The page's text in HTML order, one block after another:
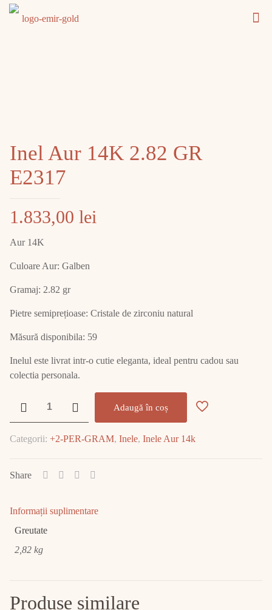
Inel Aur 14K 2.82 GR
E2317
1.833,00 lei
Aur 14K
Culoare Aur: Galben
Gramaj: 2.82 gr
Pietre semiprețioase: Cristale de zirconiu natural
Măsură disponibila: 59
Inelul este livrat intr-o cutie eleganta, ideal pentru cadou sau
colectia personala.
Inel
14K
GR
Adaugă în coș
Categorii: +2-PER-GRAM, Inele, Inele Aur 14k
Share
Informații suplimentare
Greutate
2,82 kg
Produse similare